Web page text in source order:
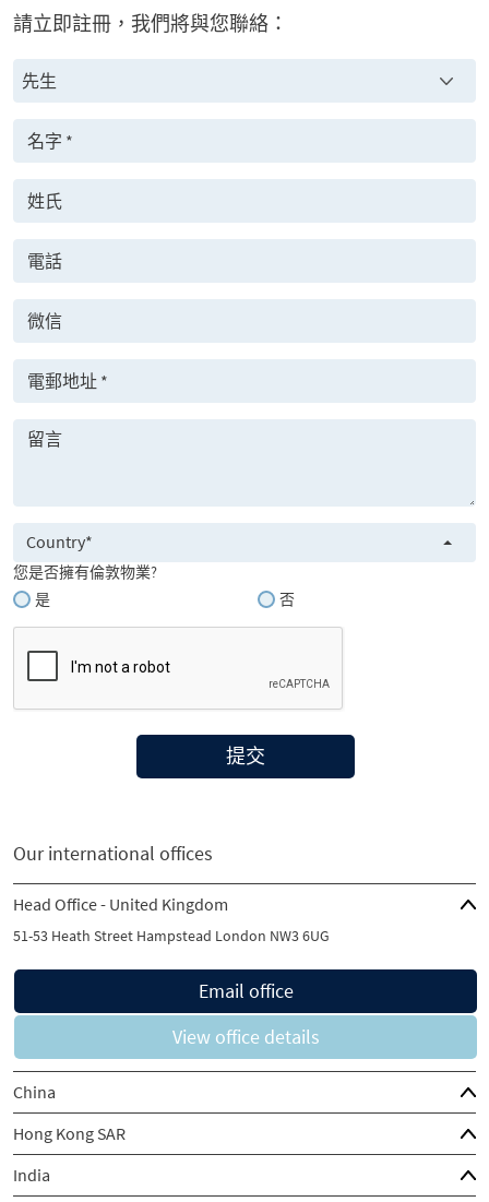
請立即註冊，我們將與您聯絡：
Country*
您是否擁有倫敦物業?
是
否
提交
Our international offices
Head Office - United Kingdom
51-53 Heath Street Hampstead London NW3 6UG
Email office
View office details
China
Hong Kong SAR
India